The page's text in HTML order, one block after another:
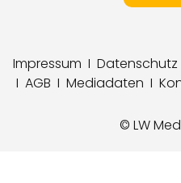
Impressum I Datenschutz
I AGB I Mediadaten I
© LW